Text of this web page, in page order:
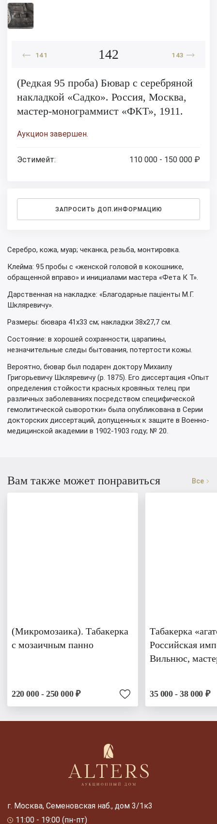
141 142 143
(Редкая 95 проба) Бювар с серебряной
накладкой «Садко». Россия, Москва,
мастер-монограммист «ФКТ», 1911.
Аукцион завершен.
Эстимейт: 110 000 - 150 000 ₽
ЗАПРОСИТЬ ДОП.ИНФОРМАЦИЮ
Серебро, кожа, муар; чеканка, резьба, монтировка.
Клейма: 95 пробы с «женской головой в кокошнике,
обращенной вправо» и инициалами мастера «Фета К Т».
Дарственная на накладке: «Благодарные пацiенты М.Г.
Шкляревичу».
Размеры: бювара 41х33 см; накладки 38х27,7 см.
Состояние: в хорошей сохранности, царапины,
незначительные следы бытования, потертости кожы.
Вероятно, бювар был подарен доктору Михаилу
Григорьевичу Шкляревичу (р. 1875). Его диссертация «Опыт
определения стойкости красных кровяных телец при
различных заболеваниях посредством специфической
гемолитической сыворотки» была опубликована в Серии
докторских диссертаций, допущенных к защите в Военно-
медицинской академии в 1902-1903 году; № 20.
Вам также может понравиться Все
(Микромозаика). Табакерка
с мозаичным панно
220 000 - 250 000 ₽
Табакерка
Российская
Вильнюс,
35 000 - 38 000 ₽
г. Москва, Семеновская наб., дом 3/1к3
11:00 - 19:00 (пн-пт)